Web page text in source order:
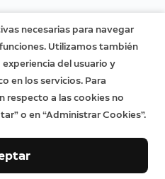
necesarias para navegar
Utilizamos también
del usuario y
en los servicios. Para
respecto a las cookies no
o en “Administrar Cookies”.